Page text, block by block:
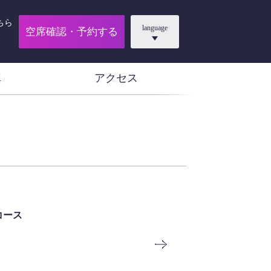
ら
空席確認・予約する language
アクセス
ース